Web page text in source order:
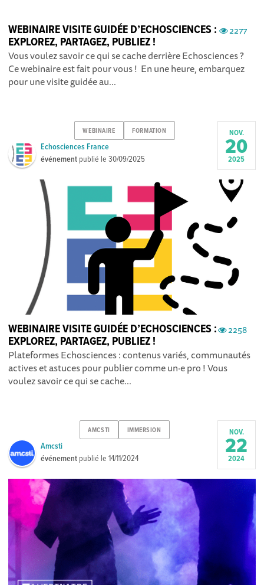
2277
WEBINAIRE VISITE GUIDÉE D’ECHOSCIENCES :
EXPLOREZ, PARTAGEZ, PUBLIEZ !
Vous voulez savoir ce qui se cache derrière Echosciences ?
Ce webinaire est fait pour vous ! En une heure, embarquez
pour une visite guidée au...
WEBINAIRE FORMATION
Echosciences France
événement publié le30/09/2025
NOV.
20
2025
2258
WEBINAIRE VISITE GUIDÉE D’ECHOSCIENCES :
EXPLOREZ, PARTAGEZ, PUBLIEZ !
Plateformes Echosciences : contenus variés, communautés
actives et astuces pour publier comme un·e pro ! Vous
voulez savoir ce qui se cache...
AMCSTI IMMERSION
Amcsti
événement publié le14/11/2024
NOV.
22
2024